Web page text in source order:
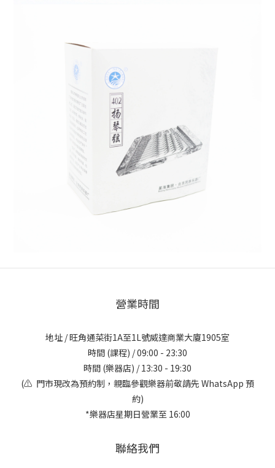
營業時間
地址 / 旺角通菜街1A至1L號威達商業大廈1905室
時間 (課程) / 09:00 - 23:30
時間 (樂器店) / 13:30 - 19:30
(⚠️ 門市現改為預約制，親臨參觀樂器前敬請先 WhatsApp 預
約)
*樂器店星期日營業至 16:00
聯絡我們